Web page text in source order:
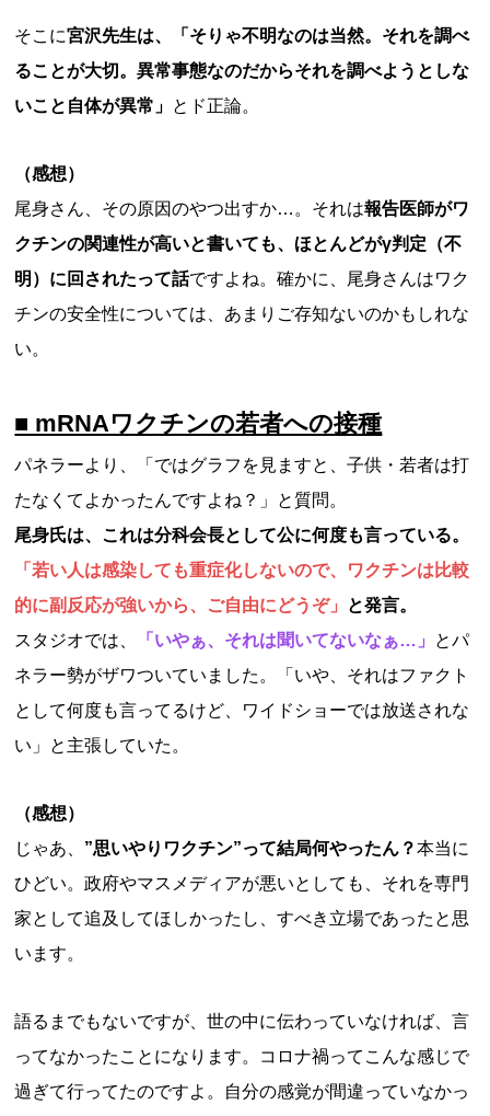
そこに宮沢先生は、「そりゃ不明なのは当然。それを調べ
ることが大切。異常事態なのだからそれを調べようとしな
いこと自体が異常」 とド正論。
（感想）
尾身さん、その原因のやつ出すか…。それは報告医師がワ
クチンの関連性が高いと書いても、ほとんどがγ判定（不
明）に回されたって話ですよね。確かに、尾身さんはワク
チンの安全性については、あまりご存知ないのかもしれな
い。
■ mRNAワクチンの若者への接種
パネラーより、「ではグラフを見ますと、子供・若者は打
たなくてよかったんですよね？」と質問。
尾身氏は、これは分科会長として公に何度も言っている。
「若い人は感染しても重症化しないので、ワクチンは比較
的に副反応が強いから、ご自由にどうぞ」 と発言。
スタジオでは、
「いやぁ、それは聞いてないなぁ…」 とパ
ネラー勢がザワついていました。「いや、それはファクト
として何度も言ってるけど、ワイドショーでは放送されな
い」と主張していた。
（感想）
じゃあ、 ”思いやりワクチン”って結局何やったん？本当に
ひどい。政府やマスメディアが悪いとしても、それを専門
家として追及してほしかったし、すべき立場であったと思
います。
語るまでもないですが、世の中に伝わっていなければ、言
ってなかったことになります。コロナ禍ってこんな感じで
過ぎて行ってたのですよ。自分の感覚が間違っていなかっ